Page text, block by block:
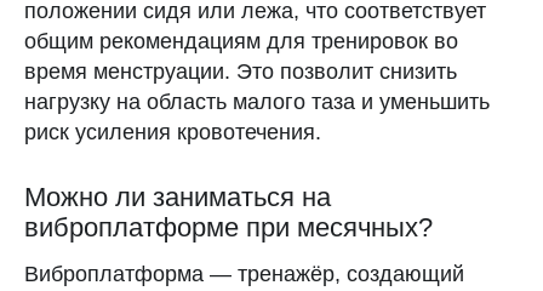
положении сидя или лежа, что соответствует
общим рекомендациям для тренировок во
время менструации. Это позволит снизить
нагрузку на область малого таза и уменьшить
риск усиления кровотечения.
Можно ли заниматься на
виброплатформе при месячных?
Виброплатформа — тренажёр, создающий